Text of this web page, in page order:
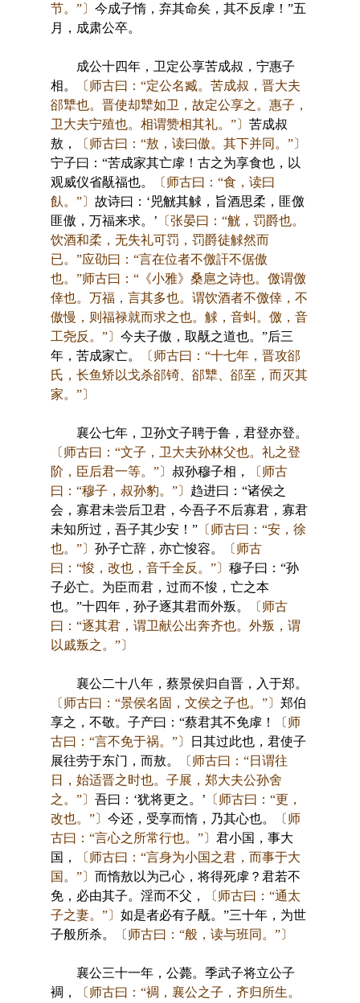
节。”〕 今成子惰，弃其命矣，其不反虖！”五
月，成肃公卒。
成公十四年，卫定公享苦成叔，宁惠子
相。
〔师古曰：“定公名臧。苦成叔，晋大夫
郤犨也。晋使却犨如卫，故定公享之。惠子，
卫大夫宁殖也。相谓赞相其礼。”〕 苦成叔
敖，
〔师古曰：“敖，读曰傲。其下并同。”〕
宁子曰：“苦成家其亡虖！古之为享食也，以
观威仪省旤福也。
〔师古曰：“食，读曰
飤。”〕 故诗曰：‘兕觥其觩，旨酒思柔，匪儌
匪傲，万福来求。’ 〔张晏曰：“觥，罚爵也。
饮酒和柔，无失礼可罚，罚爵徒觩然而
已。”应劭曰：“言在位者不儌訐不倨傲
也。”师古曰：“《小雅》桑扈之诗也。儌谓儌
倖也。万福，言其多也。谓饮酒者不儌倖，不
傲慢，则福禄就而求之也。觩，音虯。儌，音
工尧反。”〕 今夫子傲，取旤之道也。”后三
年，苦成家亡。
〔师古曰：“十七年，晋攻郤
氏，长鱼矫以戈杀郤锜、郤犨、郤至，而灭其
家。”〕
襄公七年，卫孙文子聘于鲁，君登亦登。
〔师古曰：“文子，卫大夫孙林父也。礼之登
阶，臣后君一等。”〕 叔孙穆子相，
〔师古
曰：“穆子，叔孙豹。”〕 趋进曰：“诸侯之
会，寡君未尝后卫君，今吾子不后寡君，寡君
未知所过，吾子其少安！”〔师古曰：“安，徐
也。”〕 孙子亡辞，亦亡悛容。
〔师古
曰：“悛，改也，音千全反。”〕 穆子曰：“孙
子必亡。为臣而君，过而不悛，亡之本
也。”十四年，孙子逐其君而外叛。
〔师古
曰：“逐其君，谓卫献公出奔齐也。外叛，谓
以戚叛之。”〕
襄公二十八年，蔡景侯归自晋，入于郑。
〔师古曰：“景侯名固，文侯之子也。”〕 郑伯
享之，不敬。子产曰：“蔡君其不免虖！
〔师
古曰：“言不免于祸。”〕
日其过此也，君使子
展往劳于东门，而敖。
〔师古曰：“日谓往
日，始适晋之时也。子展，郑大夫公孙舍
之。”〕 吾曰：‘犹将更之。’ 〔师古曰：“更，
改也。”〕 今还，受享而惰，乃其心也。
〔师
古曰：“言心之所常行也。”〕 君小国，事大
国，
〔师古曰：“言身为小国之君，而事于大
国。”〕 而惰敖以为己心，将得死虖？君若不
免，必由其子。淫而不父，
〔师古曰：“通太
子之妻。”〕 如是者必有子旤。”三十年，为世
子般所杀。
〔师古曰：“般，读与班同。”〕
襄公三十一年，公薨。季武子将立公子
裯，
〔师古曰：“裯，襄公之子，齐归所生。